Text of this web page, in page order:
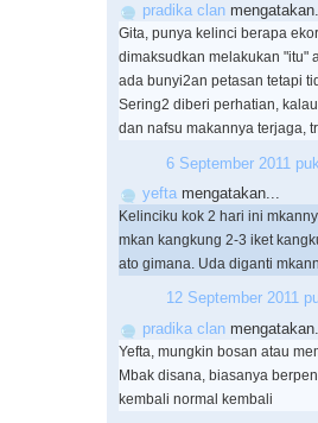
pradika clan
Gita, punya kelinci berapa
dimaksudkan melakukan "itu"
ada bunyi2an petasan tetapi
Sering2 diberi perhatian,
dan nafsu makannya terjaga,
6 September 2011
yefta mengatakan...
Kelinciku kok 2 hari ini
mkan kangkung 2-3 iket
ato gimana. Uda diganti
12 September 2011
pradika clan
Yefta, mungkin bosan atau
Mbak disana, biasanya
kembali normal kembali